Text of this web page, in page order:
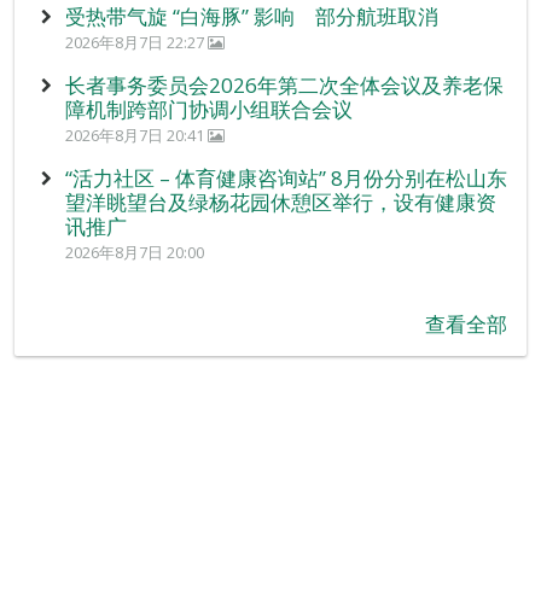
受热带气旋 “白海豚” 影响 部分航班取消
2026年8月7日 22:27
长者事务委员会2026年第二次全体会议及养老保
障机制跨部门协调小组联合会议
2026年8月7日 20:41
“活力社区 – 体育健康咨询站” 8月份分别在松山东
望洋眺望台及绿杨花园休憩区举行，设有健康资
讯推广
2026年8月7日 20:00
查看全部